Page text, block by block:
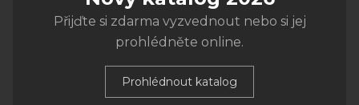
Přijďte si zdarma vyzvednout nebo si jej
prohlédněte online.
Prohlédnout katalog